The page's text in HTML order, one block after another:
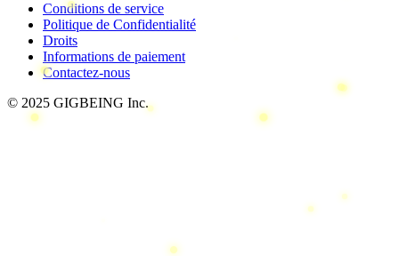
Conditions de service
Politique de Confidentialité
Droits
Informations de paiement
Contactez-nous
© 2025 GIGBEING Inc.